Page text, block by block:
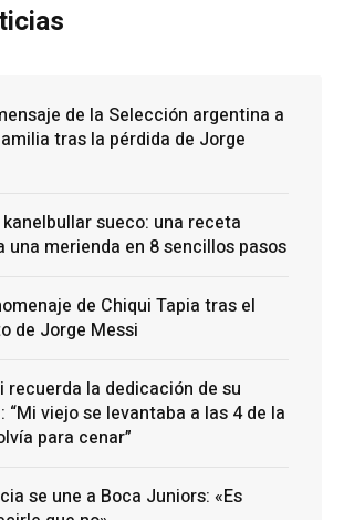
de la Selección argentina a
tras la pérdida de Jorge
sueco: una receta
una merienda en 8 sencillos pasos
de Chiqui Tapia tras el
de Jorge Messi
recuerda la dedicación de su
“Mi viejo se levantaba a las 4 de la
para cenar”
se une a Boca Juniors: «Es